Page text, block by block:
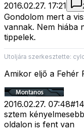
2016.02.27. 17:21
Gondolom mert a
vannak. Nem hiába
tippelek.
Utoljára szerkesztette:
Amikor eljő a Fehér
2016.02.27. 07:48#14
sztem
oldalon is fent van